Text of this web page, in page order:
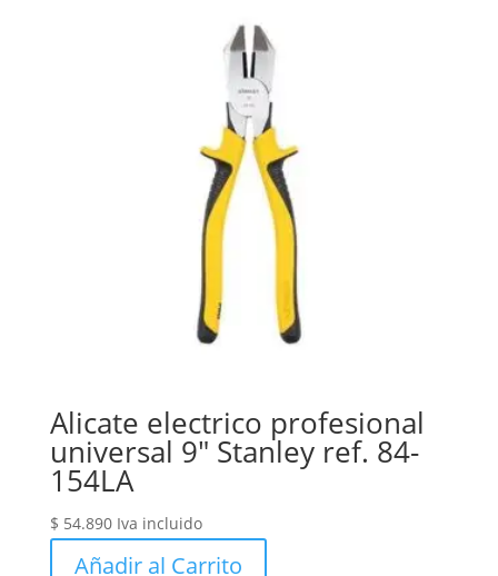
Alicate electrico profesional
universal 9″ Stanley ref. 84-
154LA
$ 54.890 Iva incluido
Añadir al Carrito